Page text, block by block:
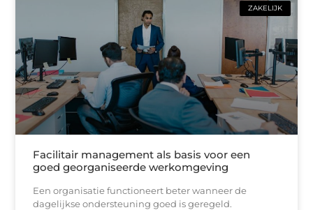
ZAKELIJK
Facilitair management als basis voor een
goed georganiseerde werkomgeving
Een organisatie functioneert beter wanneer de
dagelijkse ondersteuning goed is geregeld.